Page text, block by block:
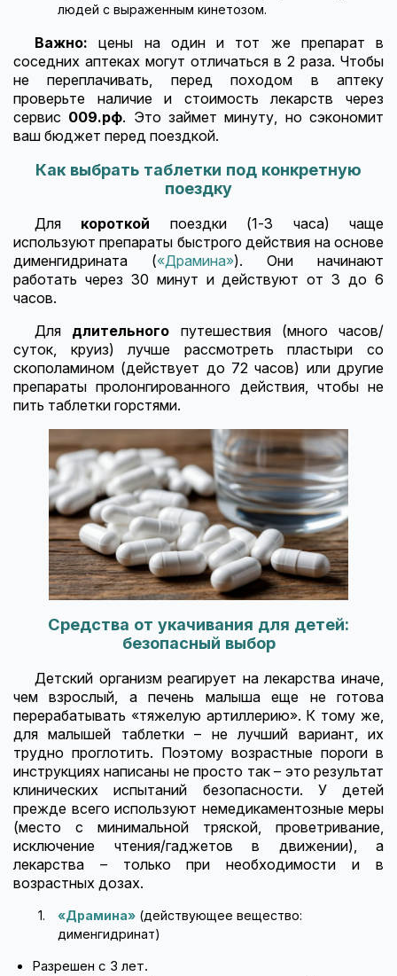
людей с выраженным кинетозом.
Важно: цены на один и тот же препарат в
соседних аптеках могут отличаться в 2 раза. Чтобы
не переплачивать, перед походом в аптеку
проверьте наличие и стоимость лекарств через
сервис 009.рф. Это займет минуту, но сэкономит
ваш бюджет перед поездкой.
Как выбрать таблетки под конкретную
поездку
Для короткой поездки (1-3 часа) чаще
используют препараты быстрого действия на основе
дименгидрината («Драмина»). Они начинают
работать через 30 минут и действуют от 3 до 6
часов.
Для длительного путешествия (много часов/
суток, круиз) лучше рассмотреть пластыри со
скополамином (действует до 72 часов) или другие
препараты пролонгированного действия, чтобы не
пить таблетки горстями.
Средства от укачивания для детей:
безопасный выбор
Детский организм реагирует на лекарства иначе,
чем взрослый, а печень малыша еще не готова
перерабатывать «тяжелую артиллерию». К тому же,
для малышей таблетки – не лучший вариант, их
трудно проглотить. Поэтому возрастные пороги в
инструкциях написаны не просто так – это результат
клинических испытаний безопасности. У детей
прежде всего используют немедикаментозные меры
(место с минимальной тряской, проветривание,
исключение чтения/гаджетов в движении), а
лекарства – только при необходимости и в
возрастных дозах.
«Драмина» (действующее вещество:
дименгидринат)
Разрешен с 3 лет.